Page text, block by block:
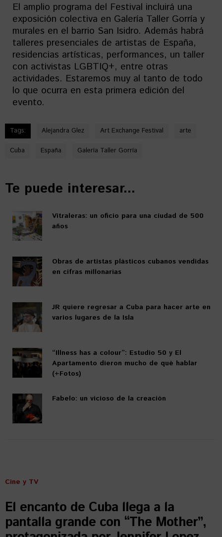
El amplio programa del Festival incluirá una
exposición colectiva en Galería Taller Gorría y
murales en el barrio San Isidro. Además habrá
talleres presenciales de artistas de España,
residencias artísticas, performances, un taller
con activistas LGBTIQ+, entre otras
actividades. Estaremos muy al tanto de todo
lo que ocurra en esta primera edición del
evento.
Tags: Alejandra Glez Art Exchange Festival arte
Cuba España Galería Taller Gorría
Te puede interesar...
Vitraleras: un oficio para una ciudad de 500
años
Obras de artistas plásticos cubanos vendidas
en cifras millonarias
JR quiere regresar a Cuba para hacer arte en
varios lugares de la Isla
“Illness has a colour”: Estudio 50 y El
Apartamento dieron mucho de qué hablar
(+Fotos)
Fabelo: un vicioso de la creación
Cine y TV
El encanto de Cuba llega a la
pantalla grande con “The Mother”,